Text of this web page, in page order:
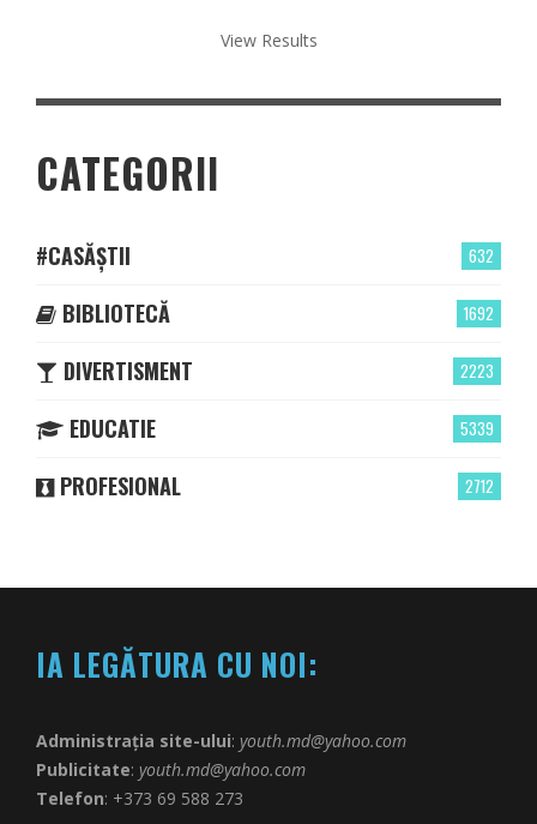
View Results
CATEGORII
632
#CASĂȘTII
1692
BIBLIOTECĂ
2223
DIVERTISMENT
5339
EDUCATIE
2712
PROFESIONAL
IA LEGĂTURA CU NOI:
Administrația site-ului: youth.md@yahoo.com
Publicitate: youth.md@yahoo.com
Telefon: +373 69 588 273